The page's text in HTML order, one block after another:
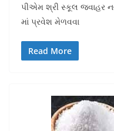
પીએમ શ્રી સ્કૂલ જવાહર
માં પ્રવેશ મેળવવા
Read More